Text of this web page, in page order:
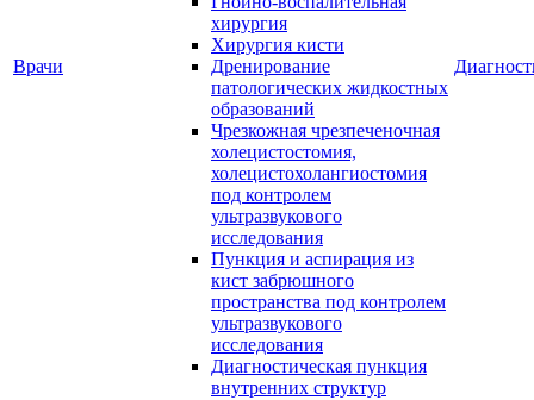
Врачи
хирургия
Хирургия кисти
Дренирование
патологических жидкостных
образований
Чрезкожная чрезпеченочная
холецистостомия,
холецистохолангиостомия
под контролем
ультразвукового
исследования
Пункция и аспирация из
кист забрюшного
пространства под контролем
ультразвукового
исследования
Диагностическая пункция
внутренних структур